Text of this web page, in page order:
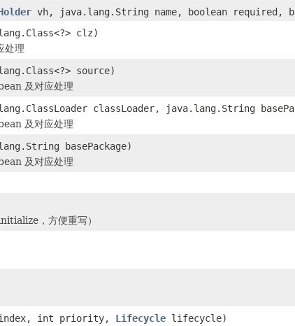
vh, java.lang.String name, boolean required,
clz)
处理
source)
及对应处理
classLoader, java.lang.String
及对应处理
basePackage)
及对应处理
，方便重写）
int priority, Lifecycle lifecycle)